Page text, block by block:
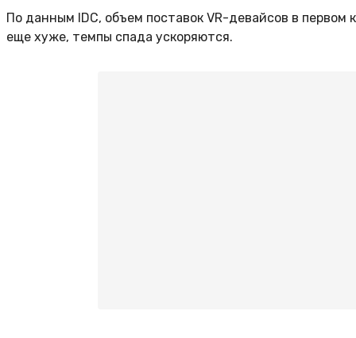
По данным IDC, объем поставок VR-девайсов в
еще хуже, темпы спада ускоряются.